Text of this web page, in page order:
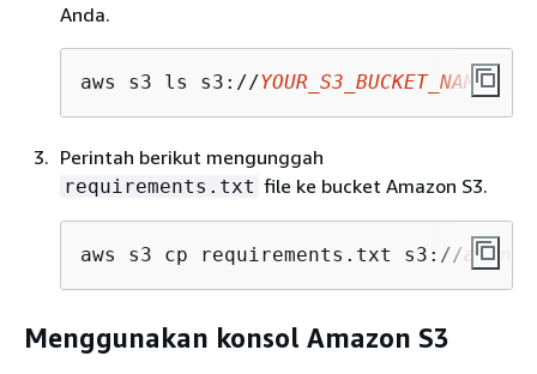
Anda.
aws s3 ls s3://YOUR_S3_BUCKET_NAME
Perintah berikut mengunggah
requirements.txt file ke bucket Amazon S3.
aws s3 cp requirements.txt s3://amzn-
Menggunakan konsol Amazon S3